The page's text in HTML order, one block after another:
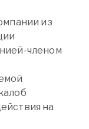
из
членом
на